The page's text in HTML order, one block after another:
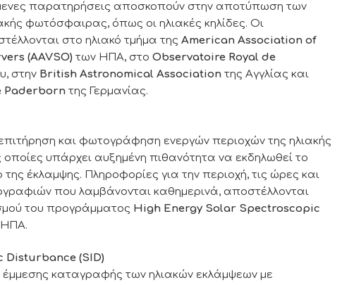
παρατηρήσεις αποσκοπούν στην αποτύπωση των
φωτόσφαιρας, όπως οι ηλιακές κηλίδες. Οι
στο ηλιακό τμήμα της American Association of
(AAVSO) των ΗΠΑ, στο Observatoire Royal de
στην British Astronomical Association της Αγγλίας και
Paderborn της Γερμανίας.
και φωτογράφηση ενεργών περιοχών της ηλιακής
υπάρχει αυξημένη πιθανότητα να εκδηλωθεί το
της έκλαμψης. Πληροφορίες για την περιοχή, τις ώρες και
που λαμβάνονται καθημερινά, αποστέλλονται
του προγράμματος High Energy Solar Spectroscopic
Disturbance (SID)
καταγραφής των ηλιακών εκλάμψεων με